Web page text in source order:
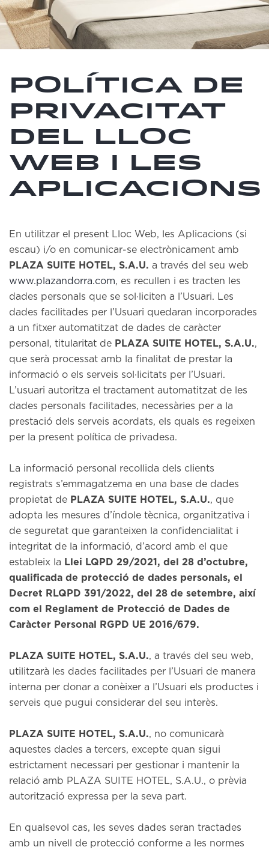
POLÍTICA DE
PRIVACITAT
DEL LLOC
WEB I LES
APLICACIONS
En utilitzar el present Lloc Web, les Aplicacions (si
escau) i/o en comunicar-se electrònicament amb
PLAZA SUITE HOTEL, S.A.U. a través del seu web
www.plazandorra.com, es recullen i es tracten les
dades personals que se sol·liciten a l’Usuari. Les
dades facilitades per l’Usuari quedaran incorporades
a un fitxer automatitzat de dades de caràcter
personal, titularitat de PLAZA SUITE HOTEL, S.A.U.,
que serà processat amb la finalitat de prestar la
informació o els serveis sol·licitats per l’Usuari.
L’usuari autoritza el tractament automatitzat de les
dades personals facilitades, necessàries per a la
prestació dels serveis acordats, els quals es regeixen
per la present política de privadesa.
La informació personal recollida dels clients
registrats s’emmagatzema en una base de dades
propietat de PLAZA SUITE HOTEL, S.A.U., que
adopta les mesures d’índole tècnica, organitzativa i
de seguretat que garanteixen la confidencialitat i
integritat de la informació, d’acord amb el que
estableix la Llei LQPD 29/2021, del 28 d’octubre,
qualificada de protecció de dades personals, el
Decret RLQPD 391/2022, del 28 de setembre, així
com el Reglament de Protecció de Dades de
Caràcter Personal RGPD UE 2016/679.
PLAZA SUITE HOTEL, S.A.U., a través del seu web,
utilitzarà les dades facilitades per l’Usuari de manera
interna per donar a conèixer a l’Usuari els productes i
serveis que pugui considerar del seu interès.
PLAZA SUITE HOTEL, S.A.U., no comunicarà
aquestes dades a tercers, excepte quan sigui
estrictament necessari per gestionar i mantenir la
relació amb PLAZA SUITE HOTEL, S.A.U., o prèvia
autorització expressa per la seva part.
En qualsevol cas, les seves dades seran tractades
amb un nivell de protecció conforme a les normes